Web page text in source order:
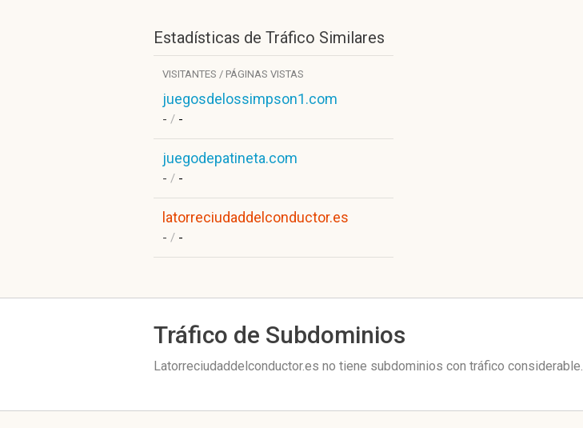
Estadísticas de Tráfico Similares
VISITANTES / PÁGINAS VISTAS
juegosdelossimpson1.com
- / -
juegodepatineta.com
- / -
latorreciudaddelconductor.es
- / -
Tráfico de Subdominios
Latorreciudaddelconductor.es no tiene subdominios con tráfico considerable.